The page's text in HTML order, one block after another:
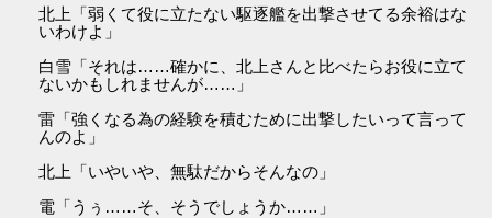
北上「弱くて役に立たない駆逐艦を出撃させてる余裕はな
いわけよ」
白雪「それは……確かに、北上さんと比べたらお役に立て
ないかもしれませんが……」
雷「強くなる為の経験を積むために出撃したいって言って
んのよ」
北上「いやいや、無駄だからそんなの」
電「うぅ……そ、そうでしょうか……」